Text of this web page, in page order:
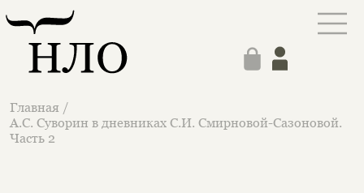
Главная /
А.С. Суворин в дневниках С.И. Смирновой-Сазоновой.
Часть 2